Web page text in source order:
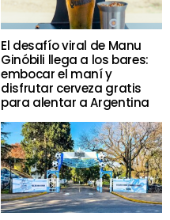
El desafío viral de Manu
Ginóbili llega a los bares:
embocar el maní y
disfrutar cerveza gratis
para alentar a Argentina